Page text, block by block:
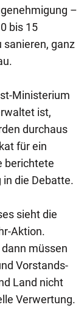
–
bis 15
sanieren, ganz
Ministerium
ist,
durchaus
für ein
berichtete
die Debatte.
sieht die
Aktion.
müssen
Vorstands-
Land nicht
Verwertung.